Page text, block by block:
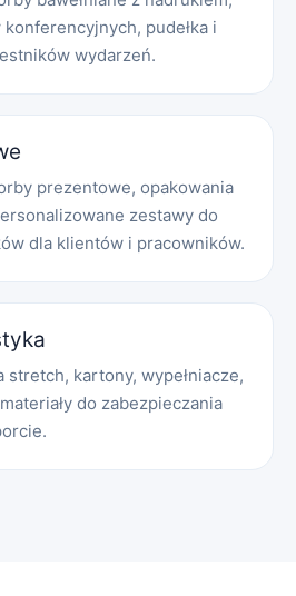
konferencyjnych, pudełka i
wydarzeń.
prezentowe, opakowania
zestawy do
dla klientów i pracowników.
stretch, kartony, wypełniacze,
do zabezpieczania